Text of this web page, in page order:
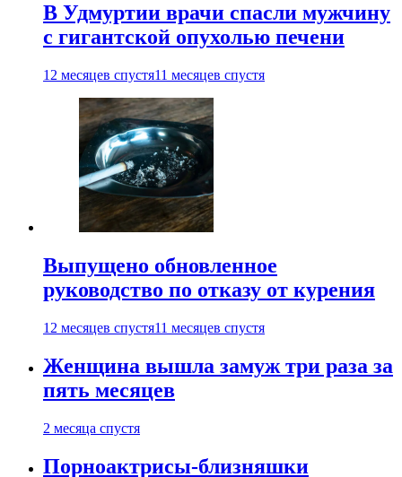
В Удмуртии врачи спасли мужчину
с гигантской опухолью печени
12 месяцев спустя11 месяцев спустя
Выпущено обновленное
руководство по отказу от курения
12 месяцев спустя11 месяцев спустя
Женщина вышла замуж три раза за
пять месяцев
2 месяца спустя
Порноактрисы-близняшки